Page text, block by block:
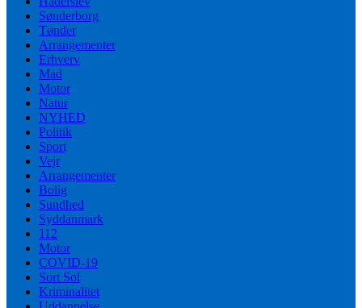
Sønderborg
Tønder
Arrangementer
Erhverv
Mad
Motor
Natur
NYHED
Politik
Sport
Vejr
Arrangementer
Bolig
Sundhed
Syddanmark
112
Motor
COVID-19
Sort Sol
Kriminalitet